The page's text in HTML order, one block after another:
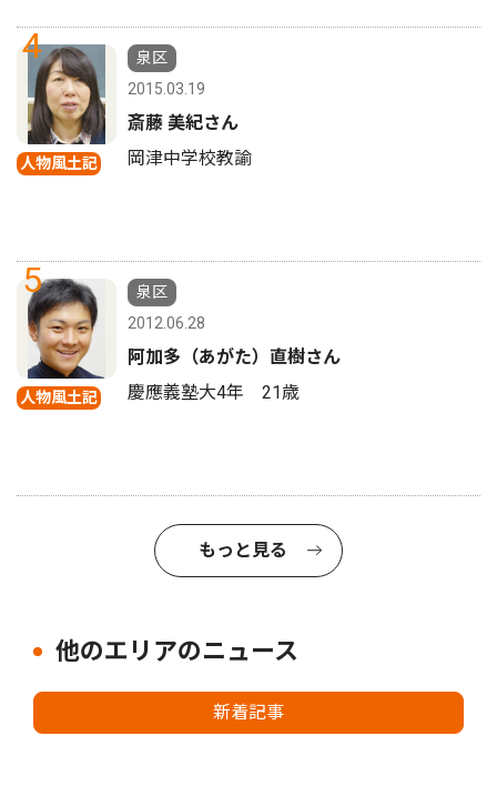
4
人物風土記
泉区
2015.03.19
斎藤 美紀さん
岡津中学校教諭
5
人物風土記
泉区
2012.06.28
阿加多（あがた）直樹さん
慶應義塾大4年 21歳
もっと見る
他のエリアのニュース
新着記事